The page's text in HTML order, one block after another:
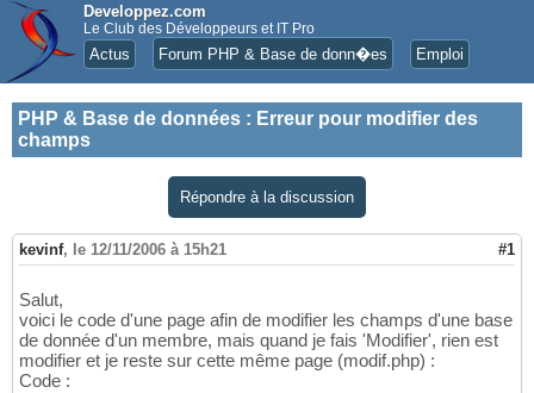
Developpez.com
Le Club des Développeurs et IT Pro
Actus Forum PHP & Base de donn�es Emploi
PHP & Base de données : Erreur pour modifier des
champs
Répondre à la discussion
kevinf, le 12/11/2006 à 15h21 #1
Salut,
voici le code d'une page afin de modifier les champs d'une base
de donnée d'un membre, mais quand je fais 'Modifier', rien est
modifier et je reste sur cette même page (modif.php) :
Code :